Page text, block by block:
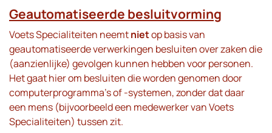
Geautomatiseerde besluitvorming
Voets Specialiteiten neemtnietop basis van
geautomatiseerde verwerkingen besluiten over zaken die
(aanzienlijke) gevolgen kunnen hebben voor personen.
Het gaat hier om besluiten die worden genomen door
computerprogramma’s of -systemen, zonder dat daar
een mens (bijvoorbeeld een medewerker van Voets
Specialiteiten) tussen zit.